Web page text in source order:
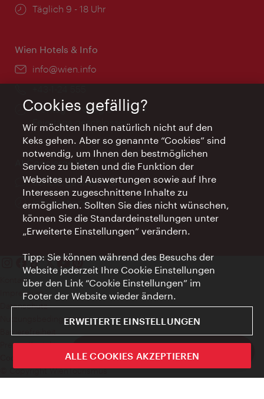
ivie - Die offizielle City Guide App
Öffnungszeiten:
Täglich 9 - 18 Uhr
Wien Hotels & Info
Email:
info@wien.info
Öffnungszeiten:
Montag - Freitag 9 – 17 Uhr
Feiertags geschlossen
AI Concierge Wien
Ort:
concierge.wien.info
Öffnungszeiten:
Informationen rund um die Uhr
Kontakt
Impressum
Datenschutz
Nutzungsbedingungen
Presse-Kontakt
Cookie Einstellungen
© Copyright WienTourismus
Cookies gefällig?
Wir möchten Ihnen natürlich nicht auf den
Keks gehen. Aber so genannte “Cookies” sind
notwendig, um Ihnen den bestmöglichen
Service zu bieten und die Funktion der
Websites und Auswertungen sowie auf Ihre
Interessen zugeschnittene Inhalte zu
ermöglichen. Sollten Sie dies nicht wünschen,
können Sie die Standardeinstellungen unter
„Erweiterte Einstellungen“ verändern.
Tipp: Sie können während des Besuchs der
Website jederzeit Ihre Cookie Einstellungen
über den Link “Cookie Einstellungen” im
Footer der Website wieder ändern.
ERWEITERTE EINSTELLUNGEN
ALLE COOKIES AKZEPTIEREN